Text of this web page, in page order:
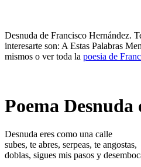
Desnuda de Francisco Hernández.
interesarte son: A Estas Palabras
mismos o ver toda la poesia de
Poema
Desnuda eres como una calle
subes, te abres, serpeas, te angostas,
doblas, sigues mis pasos y